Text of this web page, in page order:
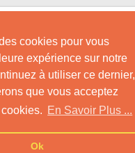
cookies pour vous
expérience sur notre
à utiliser ce dernier,
que vous acceptez
En Savoir Plus ...
Ok
la Rencontre d'une Senior